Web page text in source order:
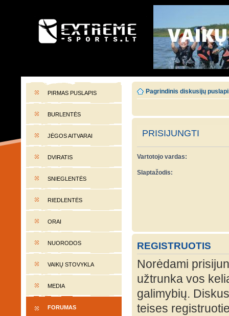
EXTREME-SPORTS.LT
PIRMAS PUSLAPIS
BURLENTĖS
JĖGOS AITVARAI
DVIRATIS
SNIEGLENTĖS
RIEDLENTĖS
ORAI
NUORODOS
VAIKŲ STOVYKLA
MEDIA
FORUMAS
Pagrindinis diskusijų
PRISIJUNGTI
Vartotojo vardas:
Slaptažodis:
REGISTRUOTIS
Norėdami
užtrunka vos
galimybių.
teises